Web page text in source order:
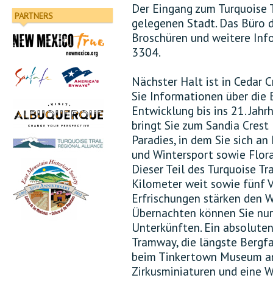
PARTNERS
Der Eingang zum
gelegenen Stadt. Das
Broschüren und weitere
3304.
Nächster Halt ist in Cedar
Sie Informationen über die
Entwicklung bis ins 21.
bringt Sie zum Sandia
Paradies, in dem Sie sich
und Wintersport sowie
Dieser Teil des Turquoise
Kilometer weit sowie fünf
Erfrischungen stärken den
Übernachten können Sie
Unterkünften. Ein
Tramway, die längste
beim Tinkertown Museum
Zirkusminiaturen und eine